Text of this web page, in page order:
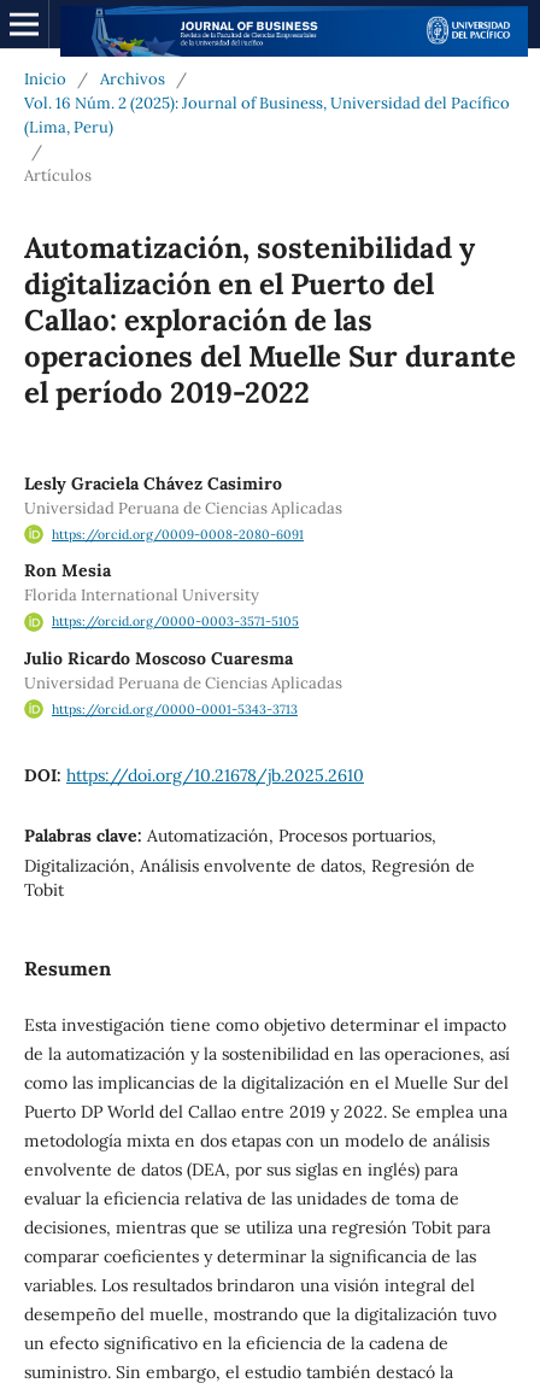
Inicio / Archivos
/
Vol. 16 Núm. 2 (2025): Journal of Business, Universidad del Pacífico
(Lima, Peru)
/
Artículos
Automatización, sostenibilidad y
digitalización en el Puerto del
Callao: exploración de las
operaciones del Muelle Sur durante
el período 2019-2022
Lesly Graciela Chávez Casimiro
Universidad Peruana de Ciencias Aplicadas
https://orcid.org/0009-0008-2080-6091
Ron Mesia
Florida International University
https://orcid.org/0000-0003-3571-5105
Julio Ricardo Moscoso Cuaresma
Universidad Peruana de Ciencias Aplicadas
https://orcid.org/0000-0001-5343-3713
DOI: https://doi.org/10.21678/jb.2025.2610
Palabras clave: Automatización, Procesos portuarios,
Digitalización, Análisis envolvente de datos, Regresión de
Tobit
Resumen
Esta investigación tiene como objetivo determinar el impacto
de la automatización y la sostenibilidad en las operaciones, así
como las implicancias de la digitalización en el Muelle Sur del
Puerto DP World del Callao entre 2019 y 2022. Se emplea una
metodología mixta en dos etapas con un modelo de análisis
envolvente de datos (DEA, por sus siglas en inglés) para
evaluar la eficiencia relativa de las unidades de toma de
decisiones, mientras que se utiliza una regresión Tobit para
comparar coeficientes y determinar la significancia de las
variables. Los resultados brindaron una visión integral del
desempeño del muelle, mostrando que la digitalización tuvo
un efecto significativo en la eficiencia de la cadena de
suministro. Sin embargo, el estudio también destacó la